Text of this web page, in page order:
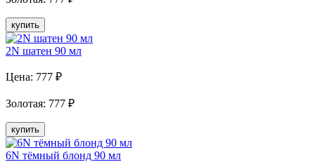
купить
2N шатен 90 мл
Цена: 777 ₽
Золотая: 777 ₽
купить
6N тёмный блонд 90 мл